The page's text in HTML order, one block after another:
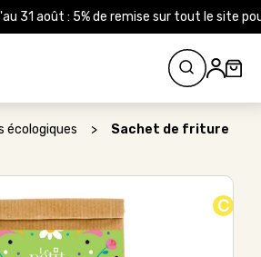
31 août : 5% de remise sur tout le site
écologiques >
Sachet de friture
C